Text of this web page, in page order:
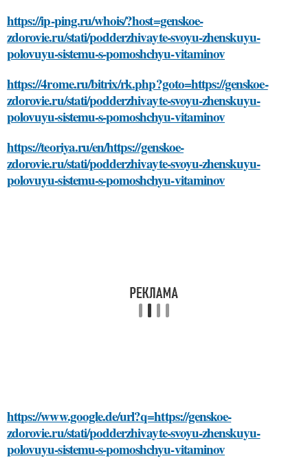
https://ip-ping.ru/whois/?host=genskoe-
zdorovie.ru/stati/podderzhivayte-svoyu-zhenskuyu-
polovuyu-sistemu-s-pomoshchyu-vitaminov
https://4rome.ru/bitrix/rk.php?goto=https://genskoe-
zdorovie.ru/stati/podderzhivayte-svoyu-zhenskuyu-
polovuyu-sistemu-s-pomoshchyu-vitaminov
https://teoriya.ru/en/https://genskoe-
zdorovie.ru/stati/podderzhivayte-svoyu-zhenskuyu-
polovuyu-sistemu-s-pomoshchyu-vitaminov
https://www.google.de/url?q=https://genskoe-
zdorovie.ru/stati/podderzhivayte-svoyu-zhenskuyu-
polovuyu-sistemu-s-pomoshchyu-vitaminov